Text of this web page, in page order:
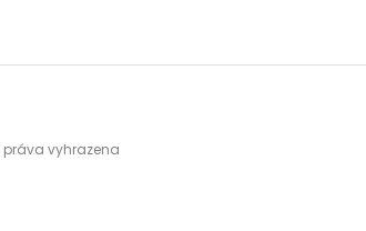
práva vyhrazena